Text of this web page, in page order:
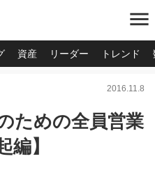
menu
資産 リーダー トレンド
2016.11.8
ための全員営業
編】